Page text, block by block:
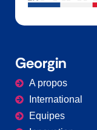
Georgin
A propos
International
Equipes